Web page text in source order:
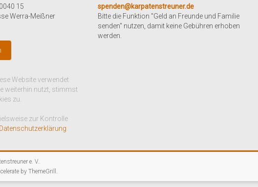
15
Werra-Meißner
Website verwendet
weiterhin nutzt, stimmst
zu.
zur Kontrolle
Datenschutzerklärung
spenden@karpatenstreuner.de
Bitte die Funktion "Geld an Freunde und Familie
senden" nutzen, damit keine Gebühren erhoben
werden.
e. V..
by ThemeGrill .